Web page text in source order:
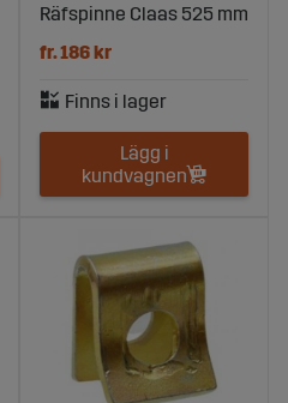
Räfspinne Claas 525 mm
fr. 186 kr
Lägg i
kundvagnen